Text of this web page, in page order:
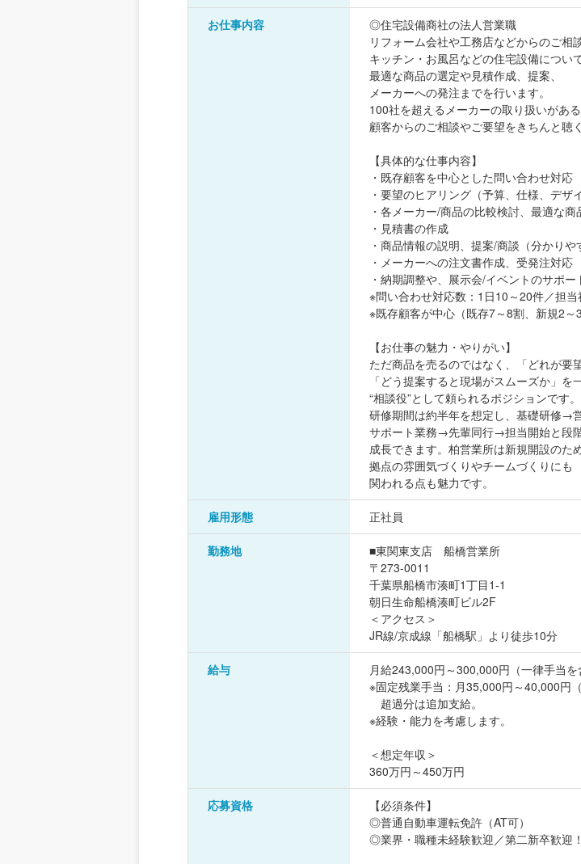
お仕事内容
◎住宅設備商社の法人営業職
リフォーム会社や工務店などからのご相
キッチン・お風呂などの住宅設備につい
最適な商品の選定や見積作成、提案、
メーカーへの発注までを行います。
100社を超えるメーカーの取り扱いがある
顧客からのご相談やご要望をきちんと聴
【具体的な仕事内容】
・既存顧客を中心とした問い合わせ対応
・要望のヒアリング（予算、仕様、デザ
・各メーカー/商品の比較検討、最適な商
・見積書の作成
・商品情報の説明、提案/商談（分かりや
・メーカーへの注文書作成、受発注対応
・納期調整や、展示会/イベントのサポー
※問い合わせ対応数：1日10～20件／担
※既存顧客が中心（既存7～8割、新規2～
【お仕事の魅力・やりがい】
ただ商品を売るのではなく、「どれが要
「どう提案すると現場がスムーズか」を
“相談役”として頼られるポジションです。
研修期間は約半年を想定し、基礎研修→
サポート業務→先輩同行→担当開始と段
成長できます。柏営業所は新規開設のため
拠点の雰囲気づくりやチームづくりにも
関われる点も魅力です。
雇用形態 正社員
勤務地
■東関東支店 船橋営業所
〒273-0011
千葉県船橋市湊町1丁目1-1
朝日生命船橋湊町ビル2F
＜アクセス＞
JR線/京成線「船橋駅」より徒歩10分
給与
月給243,000円～300,000円（一律手当を
※固定残業手当：月35,000円～40,000円
超過分は追加支給。
※経験・能力を考慮します。
＜想定年収＞
360万円～450万円
応募資格
【必須条件】
◎普通自動車運転免許（AT可）
◎業界・職種未経験歓迎／第二新卒歓迎！